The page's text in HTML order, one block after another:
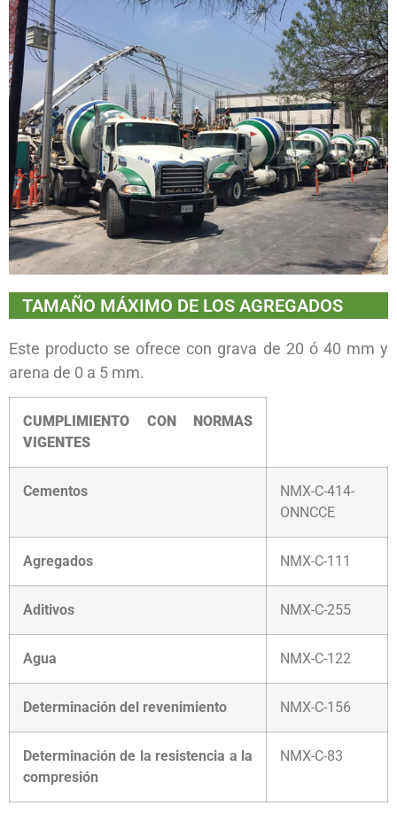
TAMAÑO MÁXIMO DE LOS AGREGADOS
Este producto se ofrece con grava de 20 ó 40 mm y
arena de 0 a 5 mm.
CUMPLIMIENTO CON NORMAS
VIGENTES
Cementos
NMX-C-414-
ONNCCE
Agregados NMX-C-111
Aditivos NMX-C-255
Agua NMX-C-122
Determinación del revenimiento NMX-C-156
Determinación de la resistencia a la
compresión
NMX-C-83